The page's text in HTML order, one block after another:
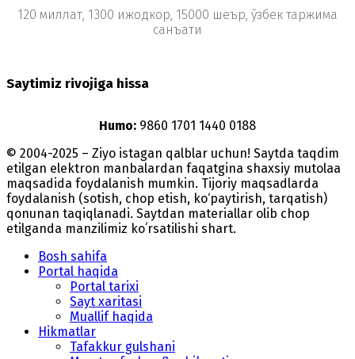
120 миллат, 1300 ижодкор, 15000 шеър, ўзбек таржима
санъати
Saytimiz rivojiga hissa
Humo: 9860 1701 1440 0188
© 2004-2025 – Ziyo istagan qalblar uchun! Saytda taqdim
etilgan elektron manbalardan faqatgina shaxsiy mutolaa
maqsadida foydalanish mumkin. Tijoriy maqsadlarda
foydalanish (sotish, chop etish, ko‘paytirish, tarqatish)
qonunan taqiqlanadi. Saytdan materiallar olib chop
etilganda manzilimiz koʻrsatilishi shart.
Bosh sahifa
Portal haqida
Portal tarixi
Sayt xaritasi
Muallif haqida
Hikmatlar
Tafakkur gulshani